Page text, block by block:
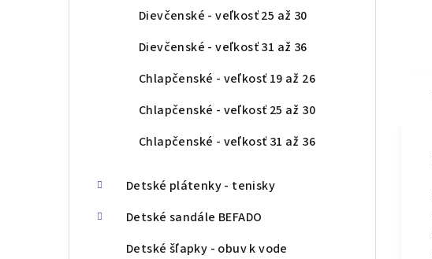
Dievčenské - veľkosť 25 až 30
Dievčenské - veľkosť 31 až 36
Chlapčenské - veľkosť 19 až 26
Chlapčenské - veľkosť 25 až 30
Chlapčenské - veľkosť 31 až 36
Detské plátenky - tenisky
Detské sandále BEFADO
Detské šľapky - obuv k vode